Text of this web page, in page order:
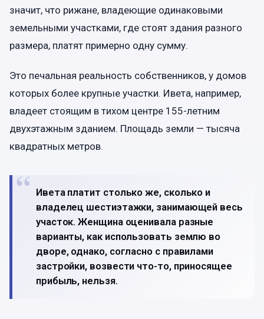
значит, что рижане, владеющие одинаковыми
земельными участками, где стоят здания разного
размера, платят примерно одну сумму.
Это печальная реальность собственников, у домов
которых более крупные участки. Ивета, например,
владеет стоящим в тихом центре 155-летним
двухэтажным зданием. Площадь земли — тысяча
квадратных метров.
Ивета платит столько же, сколько и
владелец шестиэтажки, занимающей весь
участок. Женщина оценивала разные
варианты, как использовать землю во
дворе, однако, согласно с правилами
застройки, возвести что-то, приносящее
прибыль, нельзя.